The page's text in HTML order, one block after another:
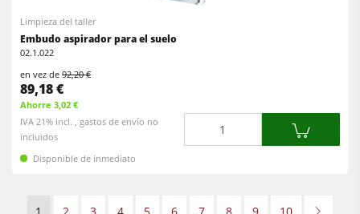
Limpieza del taller
Embudo aspirador para el suelo
02.1.022
en vez de92,20 €
89,18 €
Ahorre 3,02 €
IVA 21% incl. , gastos de envío no
incluidos
Disponible de inmediato